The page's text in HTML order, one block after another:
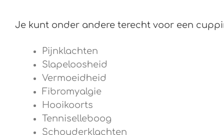
Je kunt onder andere terecht voor een
Pijnklachten
Slapeloosheid
Vermoeidheid
Fibromyalgie
Hooikoorts
Tenniselleboog
Schouderklachten